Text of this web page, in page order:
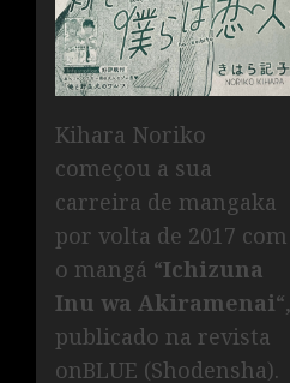
Kihara Noriko
começou a sua
carreira de mangaka
por volta de 2017 com
o mangá “Ichizuna
Inu wa Akiramenai“,
publicado na revista
onBLUE (Shodensha).